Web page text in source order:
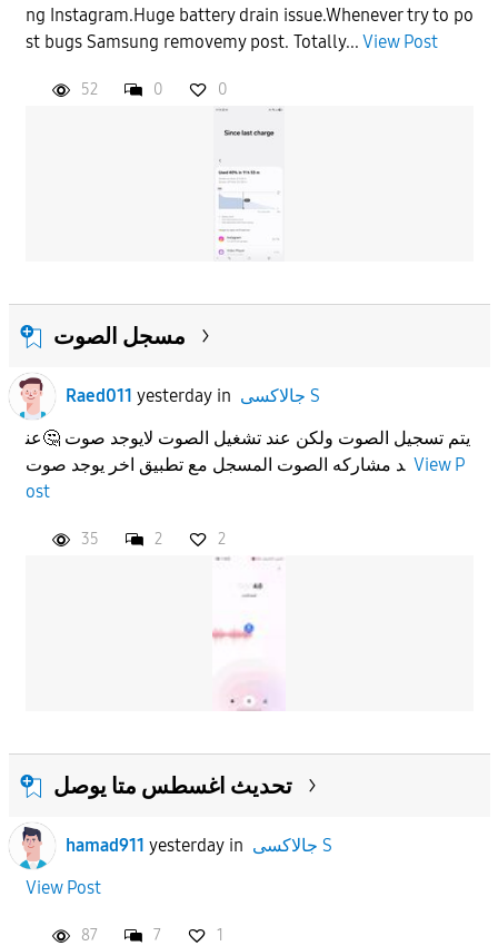
ng Instagram.Huge battery drain issue.Whenever try to po
st bugs Samsung removemy post. Totally... View Post
52 0 0
مسجل الصوت
Raed011 yesterdayin
جالاكسى S
يتم تسجيل الصوت ولكن عند تشغيل الصوت لايوجد صوت 🤔عن
د مشاركه الصوت المسجل مع تطبيق اخر يوجد صوت View P
ost
35 2 2
تحديث اغسطس متا يوصل
hamad911 yesterdayin
جالاكسى S
View Post
87 7 1